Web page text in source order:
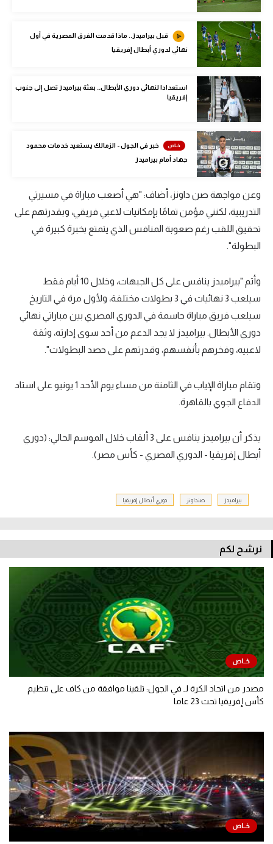
تحليل في الجول
حكايات في الجول
كويز في الجول
فيديو في الجول
قبل بيراميدز.. ماذا قدمت الفرق المصرية في أول
نهائي لدوري أبطال إفريقيا
استعدادا لنهائي دوري الأبطال.. بعثة بيراميدز تصل إلى جنوب
إفريقيا
خبر في الجول - الزمالك يستعيد خدمات محمود
جهاد أمام بيراميدز
وعن مواجهة صن داونز، أضاف: "هي أصعب مباراة في مسيرتي
التدريبية، لكنني مؤمن تمامًا بإمكانيات لاعبي فريقي، وبقدرتهم على
تحقيق اللقب رغم صعوبة المنافس الذي يتمتع بخبرة كبيرة في
البطولة".
وأتم "بيراميدز ينافس على كل الجبهات، وخلال 10 أيام فقط
سيلعب 3 نهائيات في 3 بطولات مختلفة، ولأول مرة في التاريخ
سيلعب فريق مباراة حاسمة في الدوري المصري بين مباراتي نهائي
دوري الأبطال. بيراميدز لا يجد الدعم من أحد سوى إدارته، وثقة
لاعبيه، وفخرهم بأنفسهم، وقدرتهم على حصد البطولات".
وتقام مباراة الإياب في الثامنة من مساء يوم الأحد 1 يونيو على استاد
الدفاع الجوي بالقاهرة.
يذكر أن بيراميدز ينافس على 3 ألقاب خلال الموسم الحالي: (دوري
أبطال إفريقيا - الدوري المصري - كأس مصر).
بيراميدز صنداونز دوري أبطال إفريقيا
نرشح لكم
مصدر من اتحاد الكرة لـ في الجول: تلقينا موافقة من كاف على تنظيم
كأس إفريقيا تحت 23 عاما